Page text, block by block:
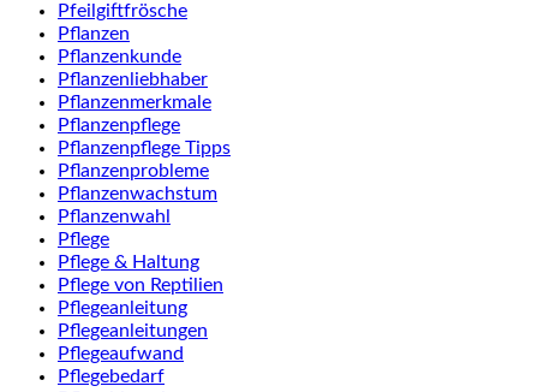
Pfeilgiftfrösche
Pflanzen
Pflanzenkunde
Pflanzenliebhaber
Pflanzenmerkmale
Pflanzenpflege
Pflanzenpflege Tipps
Pflanzenprobleme
Pflanzenwachstum
Pflanzenwahl
Pflege
Pflege & Haltung
Pflege von Reptilien
Pflegeanleitung
Pflegeanleitungen
Pflegeaufwand
Pflegebedarf